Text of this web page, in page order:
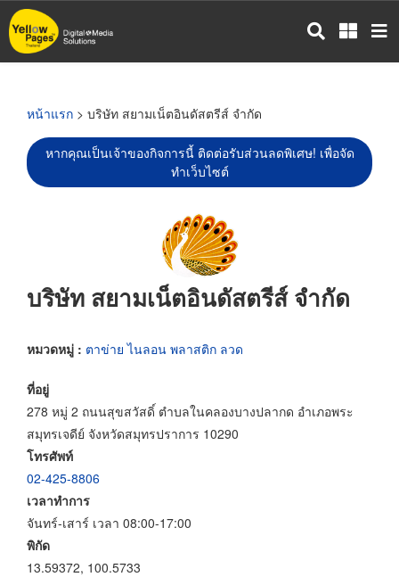
ข้าม
ไป
หน้าแรก > บริษัท สยามเน็ตอินดัสตรีส์ จำกัด
หากคุณเป็นเจ้าของกิจการนี้ ติดต่อรับส่วนลดพิเศษ! เพื่อจัด
ทำเว็บไซต์
บริษัท สยามเน็ตอินดัสตรีส์ จำกัด
หมวดหมู่ : ตาข่าย ไนลอน พลาสติก ลวด
ที่อยู่
278 หมู่ 2 ถนนสุขสวัสดิ์ ตำบลในคลองบางปลากด อำเภอพระ
สมุทรเจดีย์ จังหวัดสมุทรปราการ 10290
โทรศัพท์
02-425-8806
เวลาทำการ
จันทร์-เสาร์ เวลา 08:00-17:00
พิกัด
13.59372, 100.5733